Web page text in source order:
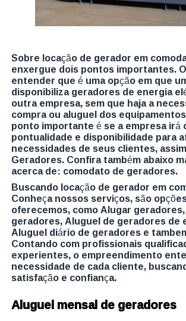
Sobre locação de gerador em
enxergue dois pontos importantes.
entender que é uma opção em que
disponibiliza geradores de energia
outra empresa, sem que haja a
compra ou aluguel dos
ponto importante é se a empresa irá
pontualidade e disponibilidade para
necessidades de seus clientes,
Geradores. Confira também abaixo
acerca de: comodato de geradores.
Buscando locação de gerador em
Conheça nossos serviços, são
oferecemos, como Alugar
geradores, Aluguel de geradores de
Aluguel diário de geradores e
Contando com profissionais
experientes, o empreendimento
necessidade de cada cliente,
satisfação e confiança.
Aluguel mensal de geradores